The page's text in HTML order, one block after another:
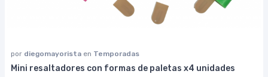
por diegomayorista en Temporadas
Mini resaltadores con formas de paletas x4 unidades